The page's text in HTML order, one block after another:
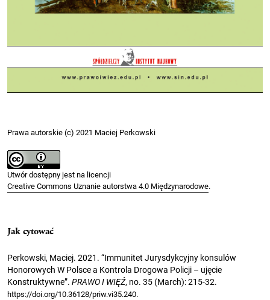
Prawa autorskie (c) 2021 Maciej Perkowski
Utwór dostępny jest na licencji
Creative Commons Uznanie autorstwa 4.0 Międzynarodowe.
Jak cytować
Perkowski, Maciej. 2021. “Immunitet Jurysdykcyjny konsulów
Honorowych W Polsce a Kontrola Drogowa Policji – ujęcie
Konstruktywne”. PRAWO I WIĘŹ, no. 35 (March): 215-32.
https://doi.org/10.36128/priw.vi35.240.